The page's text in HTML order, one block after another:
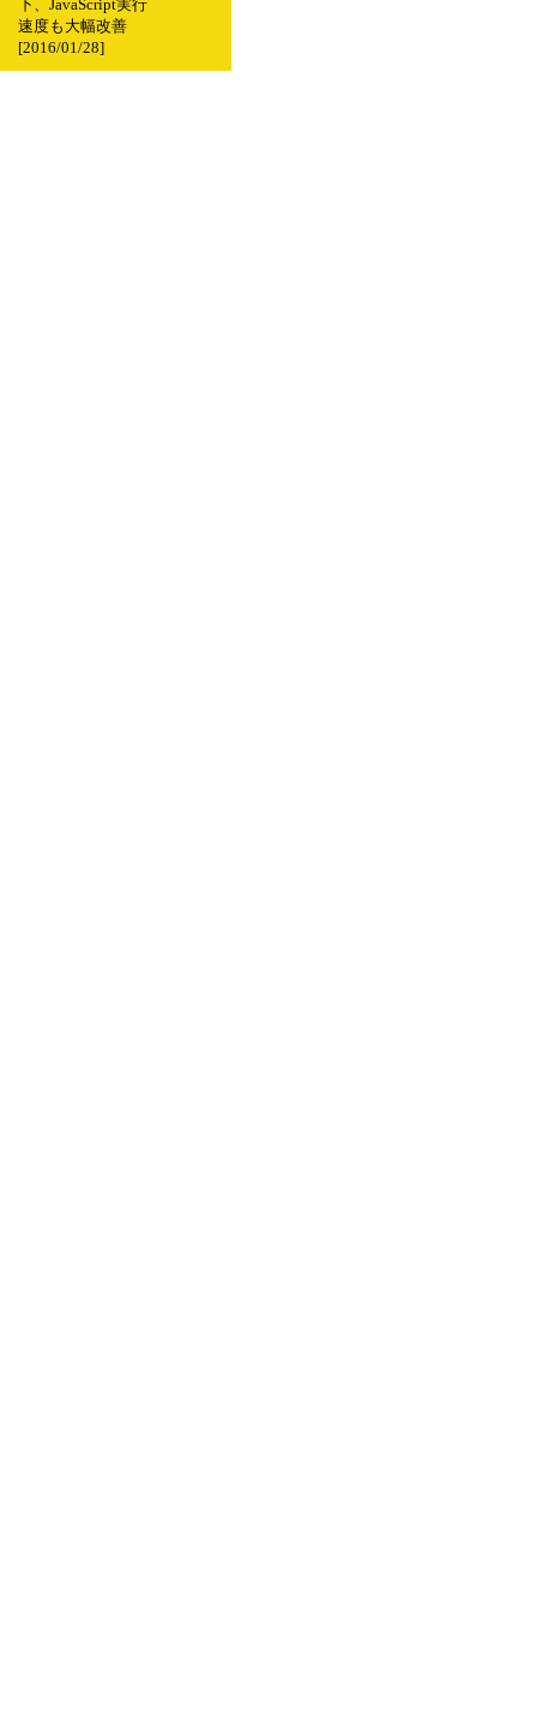
下、JavaScript実行
速度も大幅改善
[2016/01/28]